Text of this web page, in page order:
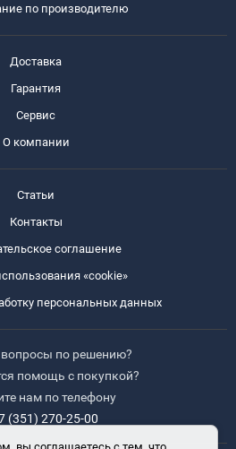
по производителю
Доставка
Гарантия
Сервис
О компании
Статьи
Контакты
соглашение
«cookie»
персональных данных
вопросы по решению?
помощь с покупкой?
нам по телефону
(351) 270-25-00